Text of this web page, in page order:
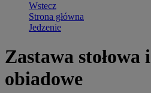
Wstecz
Strona główna
Jedzenie
Zastawa stołowa
obiadowe